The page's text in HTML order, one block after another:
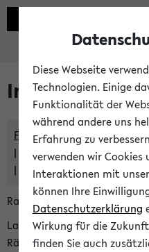
Im eKVV
Freie Räume und
Raumüberschneidungen
Hinweise der zentralen
Raumanfragen:
Lassen Sie sich alle Räume
Räumen mit bestimmten
Diese Webseite
Technologien. Einige
Funktionalität der
während andere uns
Erfahrung zu
verwenden wir
Interaktionen mit
können Ihre
Datenschutzerklärung
Wirkung für die
finden Sie auch